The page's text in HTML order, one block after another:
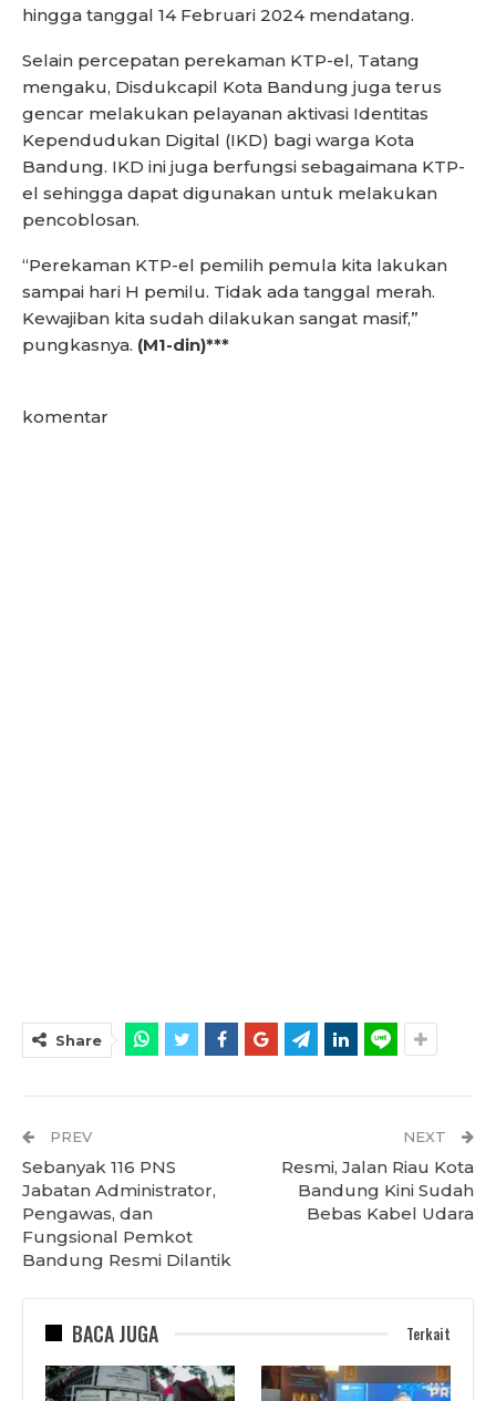
hingga tanggal 14 Februari 2024 mendatang.
Selain percepatan perekaman KTP-el, Tatang
mengaku, Disdukcapil Kota Bandung juga terus
gencar melakukan pelayanan aktivasi Identitas
Kependudukan Digital (IKD) bagi warga Kota
Bandung. IKD ini juga berfungsi sebagaimana KTP-
el sehingga dapat digunakan untuk melakukan
pencoblosan.
“Perekaman KTP-el pemilih pemula kita lakukan
sampai hari H pemilu. Tidak ada tanggal merah.
Kewajiban kita sudah dilakukan sangat masif,”
pungkasnya. (M1-din)***
komentar
Share
PREV
Sebanyak 116 PNS
Jabatan Administrator,
Pengawas, dan
Fungsional Pemkot
Bandung Resmi Dilantik
NEXT
Resmi, Jalan Riau Kota
Bandung Kini Sudah
Bebas Kabel Udara
BACA JUGA Terkait